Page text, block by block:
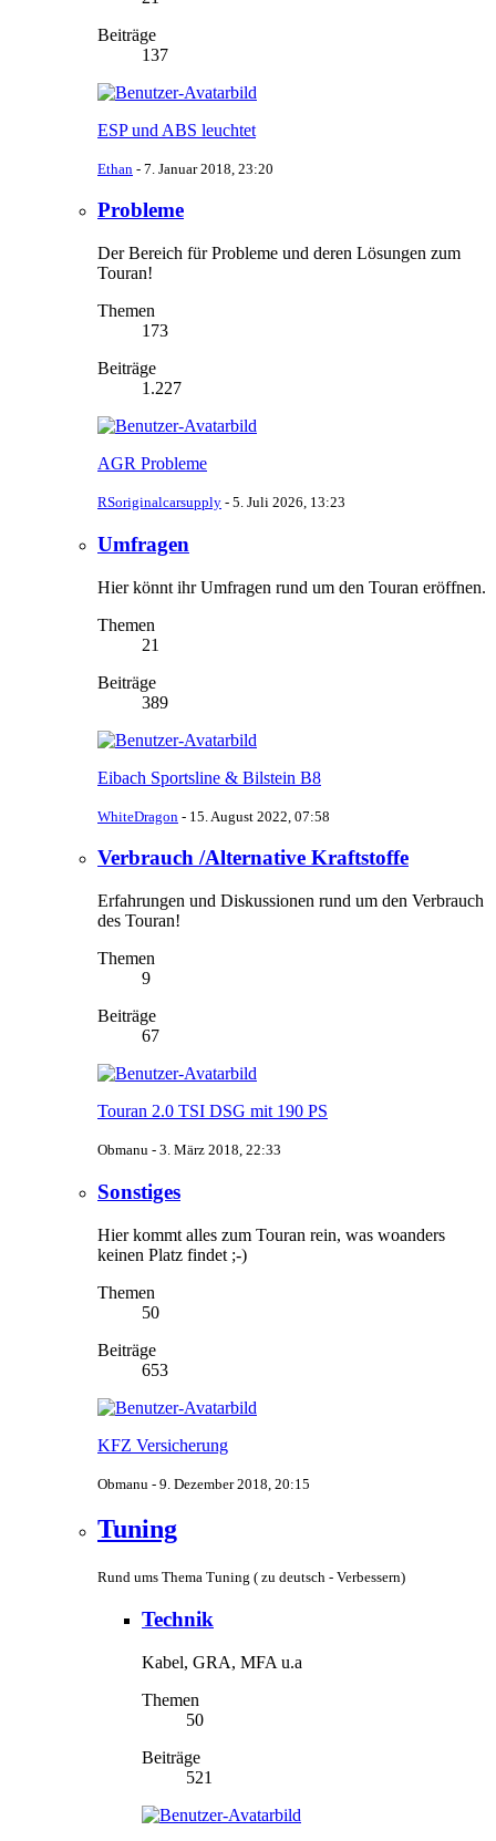
Beiträge
137
ESP und ABS leuchtet
Ethan - 7. Januar 2018, 23:20
Probleme
Der Bereich für Probleme und deren Lösungen zum
Touran!
Themen
173
Beiträge
1.227
AGR Probleme
RSoriginalcarsupply - 5. Juli 2026, 13:23
Umfragen
Hier könnt ihr Umfragen rund um den Touran eröffnen.
Themen
21
Beiträge
389
Eibach Sportsline & Bilstein B8
WhiteDragon - 15. August 2022, 07:58
Verbrauch /Alternative Kraftstoffe
Erfahrungen und Diskussionen rund um den Verbrauch
des Touran!
Themen
9
Beiträge
67
Touran 2.0 TSI DSG mit 190 PS
Obmanu - 3. März 2018, 22:33
Sonstiges
Hier kommt alles zum Touran rein, was woanders
keinen Platz findet ;-)
Themen
50
Beiträge
653
KFZ Versicherung
Obmanu - 9. Dezember 2018, 20:15
Tuning
Rund ums Thema Tuning ( zu deutsch - Verbessern)
Technik
Kabel, GRA, MFA u.a
Themen
50
Beiträge
521